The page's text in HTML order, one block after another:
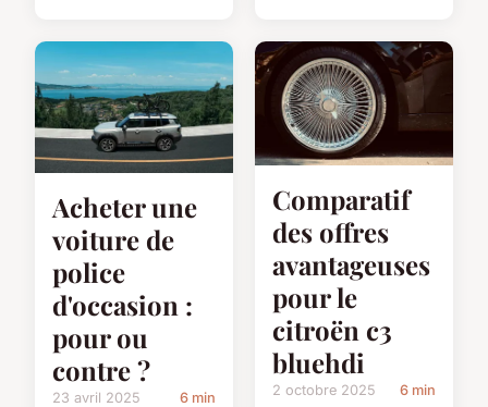
Acheter une
voiture de
police
d'occasion :
pour ou
contre ?
23 avril 2025 6 min
Comparatif
des offres
avantageuses
pour le
citroën c3
bluehdi
2 octobre 2025 6 min